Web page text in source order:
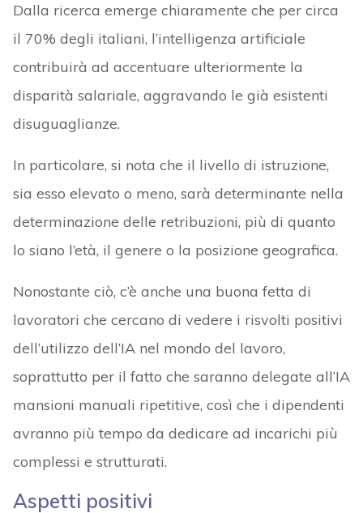
Dalla ricerca emerge chiaramente che per circa
il 70% degli italiani, l’intelligenza artificiale
contribuirà ad accentuare ulteriormente la
disparità salariale, aggravando le già esistenti
disuguaglianze.
In particolare, si nota che il livello di istruzione,
sia esso elevato o meno, sarà determinante nella
determinazione delle retribuzioni, più di quanto
lo siano l’età, il genere o la posizione geografica.
Nonostante ciò, c’è anche una buona fetta di
lavoratori che cercano di vedere i risvolti positivi
dell’utilizzo dell’IA nel mondo del lavoro,
soprattutto per il fatto che saranno delegate all’IA
mansioni manuali ripetitive, così che i dipendenti
avranno più tempo da dedicare ad incarichi più
complessi e strutturati.
Aspetti positivi